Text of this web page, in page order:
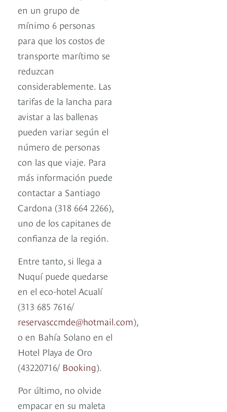
en un grupo de
mínimo 6 personas
para que los costos de
transporte marítimo se
reduzcan
considerablemente. Las
tarifas de la lancha para
avistar a las ballenas
pueden variar según el
número de personas
con las que viaje. Para
más información puede
contactar a Santiago
Cardona (318 664 2266),
uno de los capitanes de
confianza de la región.
Entre tanto, si llega a
Nuquí puede quedarse
en el eco-hotel Acualí
(313 685 7616/
reservasccmde@hotmail.com),
o en Bahía Solano en el
Hotel Playa de Oro
(43220716/ Booking).
Por último, no olvide
empacar en su maleta